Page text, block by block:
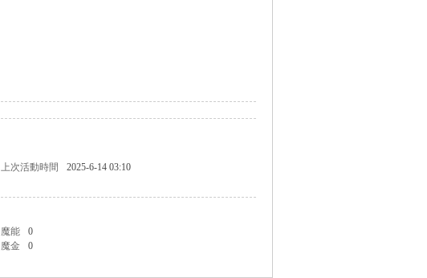
上次活動時間
2025-6-14 03:10
魔能
0
魔金 0